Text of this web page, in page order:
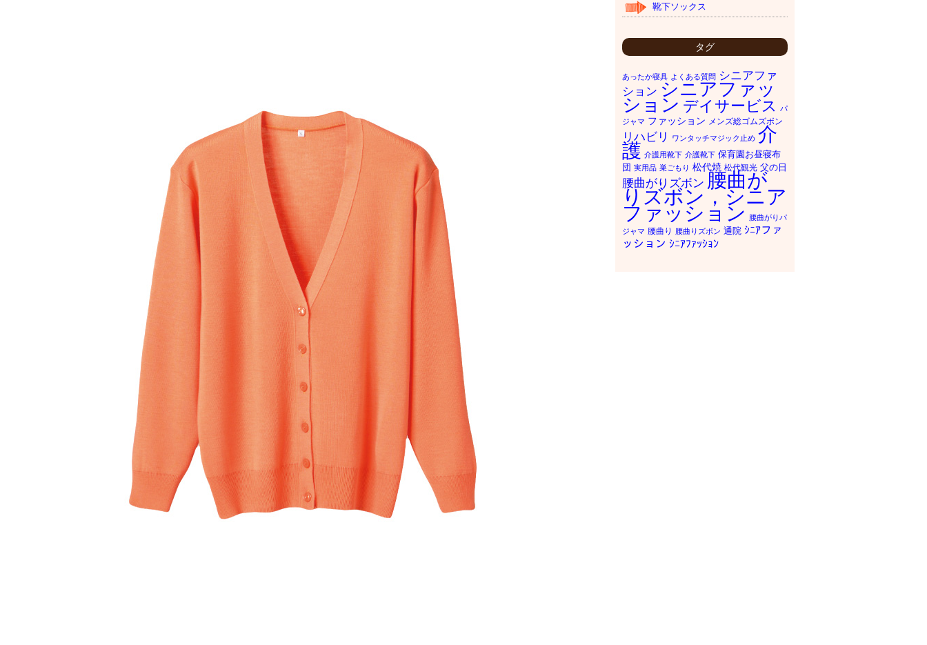
靴下ソックス
タグ
あったか寝具 よくある質問 シニアファ
ション シニアファッ
ション デイサービス
パ
ジャマ ファッション メンズ総ゴムズボン
リハビリ ワンタッチマジック止め 介
護 介護用靴下 介護靴下 保育園お昼寝布
団 実用品 巣ごもり 松代焼 松代観光 父の日
腰曲がりズボン 腰曲が
りズボン，シニア
ファッション
腰曲がりパ
ジャマ 腰曲り 腰曲りズボン 通院 ｼﾆｱファ
ッション ｼﾆｱﾌｧｯｼｮﾝ